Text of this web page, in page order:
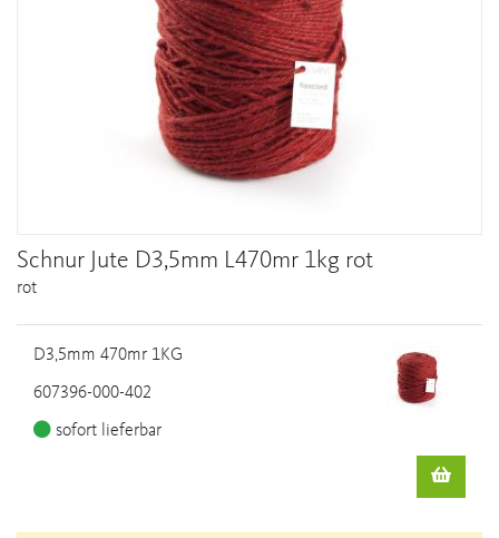
Schnur Jute D3,5mm L470mr 1kg rot
rot
D3,5mm 470mr 1KG
607396-000-402
sofort lieferbar